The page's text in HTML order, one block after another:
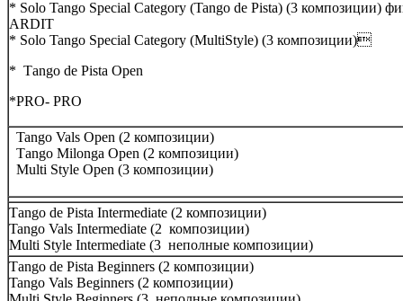
* Solo Tango Special Category (Tango de Pista) (3 композиции)
ARDIT
* Solo Tango Special Category (MultiStyle) (3 композиции)
* Таngo de Pista Open
*PRO- PRO
Tango Vals Open (2 композиции)
Тango Milonga Open (2 композиции)
Multi Style Open (3 композиции)
Таngo de Pista Intermediate (2 композиции)
Tango Vals Intermediate (2 композиции)
Multi Style Intermediate (3 неполные композиции)
Таngo de Pista Beginners (2 композиции)
Tango Vals Beginners (2 композиции)